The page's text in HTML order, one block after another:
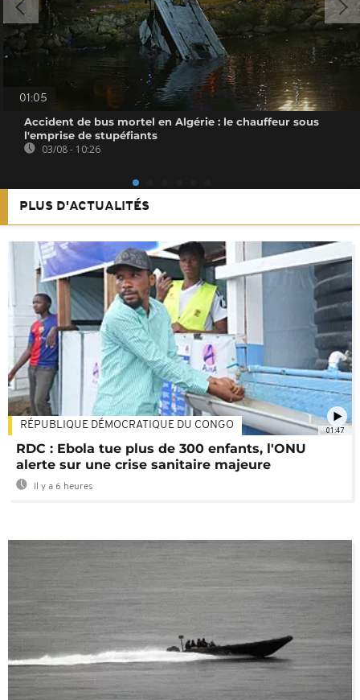
01:05
Accident de bus mortel en Algérie : le chauffeur sous
l'emprise de stupéfiants
03/08 - 10:26
PLUS D'ACTUALITÉS
01:47
RÉPUBLIQUE DÉMOCRATIQUE DU CONGO
RDC : Ebola tue plus de 300 enfants, l'ONU
alerte sur une crise sanitaire majeure
Il y a 6 heures